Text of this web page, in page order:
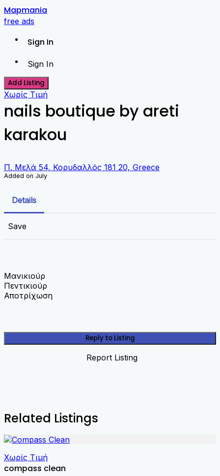
Skip
to
content
Mapmania
free ads
Sign In
Sign In
Add Listing
Χωρίς Τιμή
nails boutique by areti
karakou
Π. Μελά 54, Κορυδαλλός 181 20, Greece
Added on July
Details
Save
Μανικιούρ
Πεντικιούρ
Αποτρίχωση
Reply to Listing
Report Listing
Related Listings
Χωρίς Τιμή
compass clean